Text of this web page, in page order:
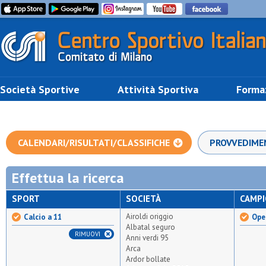
Società Sportive Attività Sportiva
CALENDARI/RISULTATI/CLASSIFICHE
Effettua la ricerca
SPORT
Calcio a 11
RIMUOVI
SOCIETÀ
Airoldi origgio
Albatal seguro
Anni verdi 95
Arca
Ardor bollate